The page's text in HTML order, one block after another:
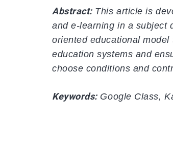
Abstract:This article is
and e-learning in a subject
oriented educational
education systems and
choose conditions and
Keywords: Google Class,